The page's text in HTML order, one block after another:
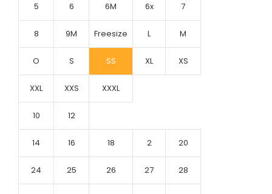
5 6 6M 6x 7
8 9M Freesize L M
O S SS XL XS
XXL XXS XXXL
10 12
14 16 18 2 20
24 25 26 27 28